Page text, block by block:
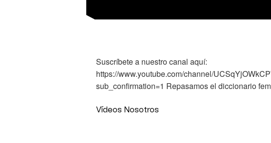
Suscríbete a nuestro canal aquí:
https://www.youtube.com/channel/
sub_confirmation=1 Repasamos el diccionario
Vídeos Nosotros